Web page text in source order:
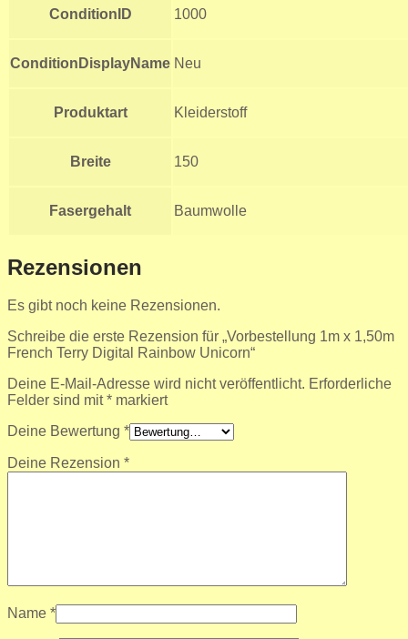
ConditionID 1000
ConditionDisplayName Neu
Produktart Kleiderstoff
Breite 150
Fasergehalt Baumwolle
Rezensionen
Es gibt noch keine Rezensionen.
Schreibe die erste Rezension für „Vorbestellung 1m x 1,50m
French Terry Digital Rainbow Unicorn“
Deine E-Mail-Adresse wird nicht veröffentlicht. Erforderliche
Felder sind mit* markiert
Deine Bewertung *
Deine Rezension *
Name *